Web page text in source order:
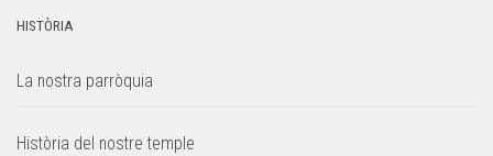
HISTÒRIA
La nostra parròquia
Història del nostre temple